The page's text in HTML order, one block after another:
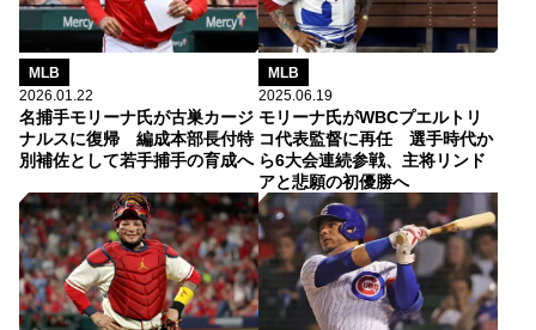
MLB
2026.01.22
名捕手モリーナ氏が古巣カージ
ナルスに復帰 編成本部長付特
別補佐として若手捕手の育成へ
MLB
2025.06.19
モリーナ氏がWBCプエルトリ
コ代表監督に再任 選手時代か
ら6大会連続参戦、主将リンド
アと悲願の初優勝へ